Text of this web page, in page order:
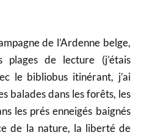
de l’Ardenne belge,
plages de lecture (j’étais
le bibliobus itinérant, j’ai
balades dans les forêts, les
les prés enneigés baignés
de la nature, la liberté de